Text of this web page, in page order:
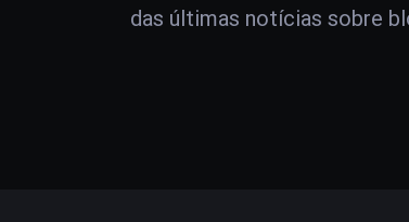
das últimas notícias sobre